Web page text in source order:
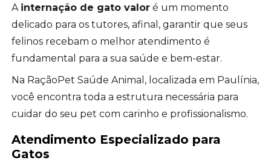
A internação de gato valor é um momento
delicado para os tutores, afinal, garantir que seus
felinos recebam o melhor atendimento é
fundamental para a sua saúde e bem-estar.
Na RaçãoPet Saúde Animal, localizada em Paulínia,
você encontra toda a estrutura necessária para
cuidar do seu pet com carinho e profissionalismo.
Atendimento Especializado para
Gatos